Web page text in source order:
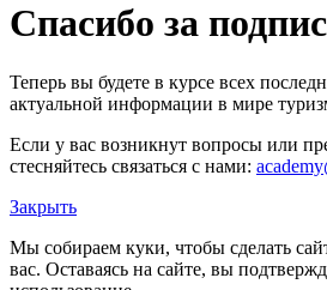
Спасибо за
Теперь вы будете в курсе всех
актуальной информации в мире
Если у вас возникнут вопросы или
стесняйтесь связаться с нами:
Закрыть
Мы собираем куки, чтобы сделать
вас. Оставаясь на сайте, вы